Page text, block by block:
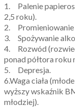
1. Palenie
2,5 roku).
2. Promieniowanie
3. Spożywanie
4. Rozwód
ponad półtora roku
5. Depresja.
6.Waga ciała
wyższy wskaźnik
młodziej).